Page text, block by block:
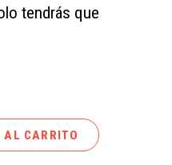
tendrás que
AL CARRITO